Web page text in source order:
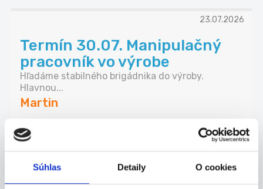
Súhlas Detaily O cookies
23.07.2026
Termín 30.07. Manipulačný
pracovník vo výrobe
Hľadáme stabilného brigádnika do výroby.
Hlavnou...
Martin
P. J. Servis, s. r. o.